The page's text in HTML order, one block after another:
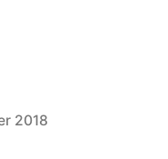
2018